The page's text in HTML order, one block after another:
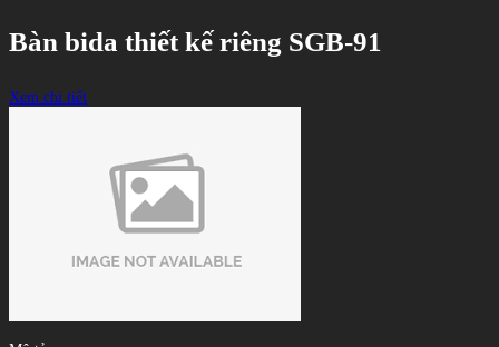
Bàn bida thiết kế riêng SGB-91
Xem chi tiết